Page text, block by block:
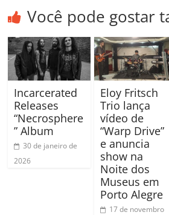
Você pode gostar
Incarcerated
Releases
“Necrosphere
” Album
30 de janeiro de
2026
Eloy Fritsch
Trio lança
vídeo de
“Warp Drive”
e anuncia
show na
Noite dos
Museus em
Porto Alegre
17 de novembro